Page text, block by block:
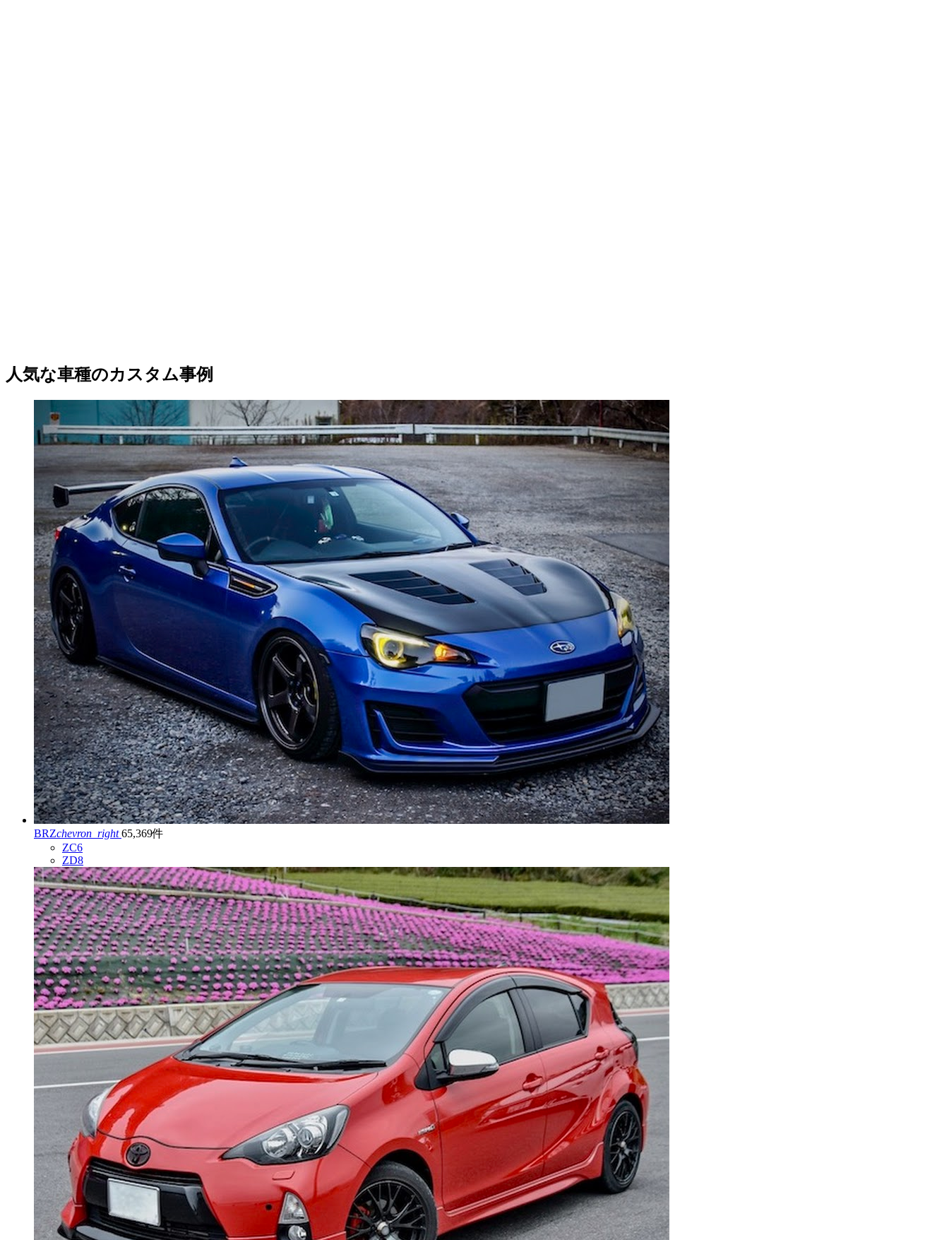
人気な車種のカスタム事例
BRZchevron_right 65,369件
ZC6
ZD8